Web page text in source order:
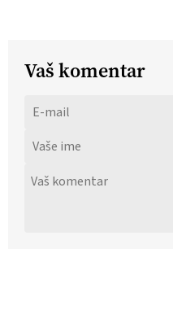
Vaš komentar